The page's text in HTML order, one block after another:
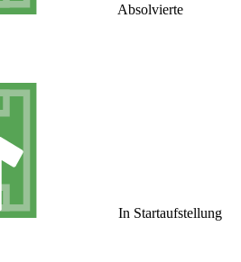
Absolvierte
In Startaufstellung